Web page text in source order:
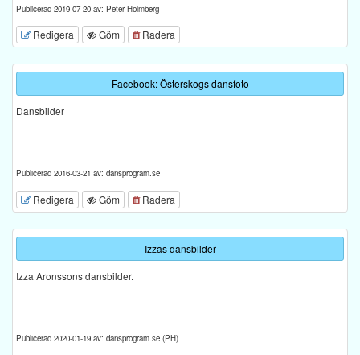
Publicerad 2019-07-20 av: Peter Holmberg
Redigera Göm Radera
Facebook: Österskogs dansfoto
Dansbilder
Publicerad 2016-03-21 av: dansprogram.se
Redigera Göm Radera
Izzas dansbilder
Izza Aronssons dansbilder.
Publicerad 2020-01-19 av: dansprogram.se (PH)